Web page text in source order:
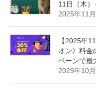
11日（木）
2025年11
【2025年
オン》料金
ペーンで最
2025年10